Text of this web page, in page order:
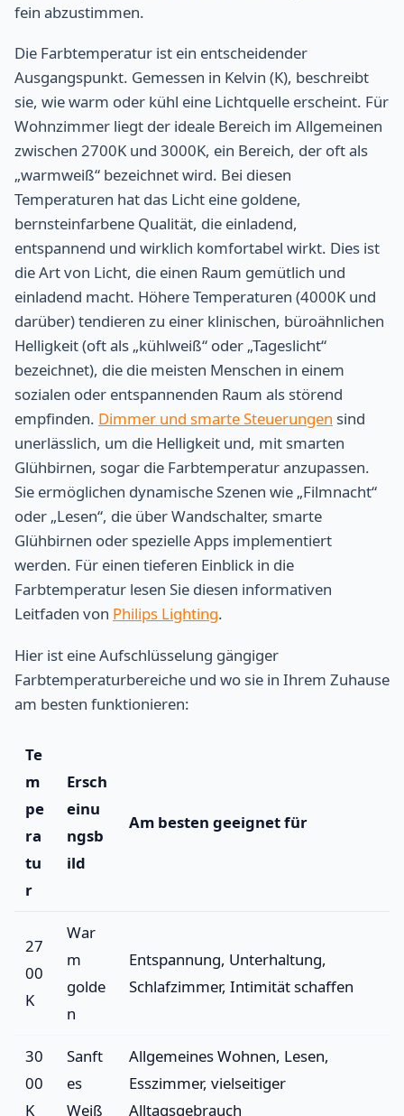
fein abzustimmen.
Die Farbtemperatur ist ein entscheidender
Ausgangspunkt. Gemessen in Kelvin (K), beschreibt
sie, wie warm oder kühl eine Lichtquelle erscheint. Für
Wohnzimmer liegt der ideale Bereich im Allgemeinen
zwischen 2700K und 3000K, ein Bereich, der oft als
„warmweiß“ bezeichnet wird. Bei diesen
Temperaturen hat das Licht eine goldene,
bernsteinfarbene Qualität, die einladend,
entspannend und wirklich komfortabel wirkt. Dies ist
die Art von Licht, die einen Raum gemütlich und
einladend macht. Höhere Temperaturen (4000K und
darüber) tendieren zu einer klinischen, büroähnlichen
Helligkeit (oft als „kühlweiß“ oder „Tageslicht“
bezeichnet), die die meisten Menschen in einem
sozialen oder entspannenden Raum als störend
empfinden. Dimmer und smarte Steuerungen sind
unerlässlich, um die Helligkeit und, mit smarten
Glühbirnen, sogar die Farbtemperatur anzupassen.
Sie ermöglichen dynamische Szenen wie „Filmnacht“
oder „Lesen“, die über Wandschalter, smarte
Glühbirnen oder spezielle Apps implementiert
werden. Für einen tieferen Einblick in die
Farbtemperatur lesen Sie diesen informativen
Leitfaden von Philips Lighting.
Hier ist eine Aufschlüsselung gängiger
Farbtemperaturbereiche und wo sie in Ihrem Zuhause
am besten funktionieren:
Te
m
pe
ra
tu
r
Ersch
einu
ngsb
ild
Am besten geeignet für
27
00
K
War
m
golde
n
Entspannung, Unterhaltung,
Schlafzimmer, Intimität schaffen
30
00
K
Sanft
es
Weiß
Allgemeines Wohnen, Lesen,
Esszimmer, vielseitiger
Alltagsgebrauch